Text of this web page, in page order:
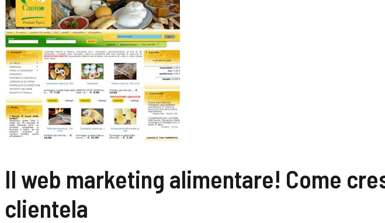
Il web marketing alimentare! Come
clientela